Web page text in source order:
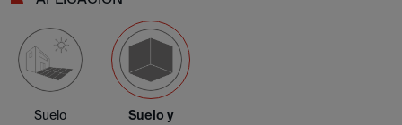
Suelo
Suelo y